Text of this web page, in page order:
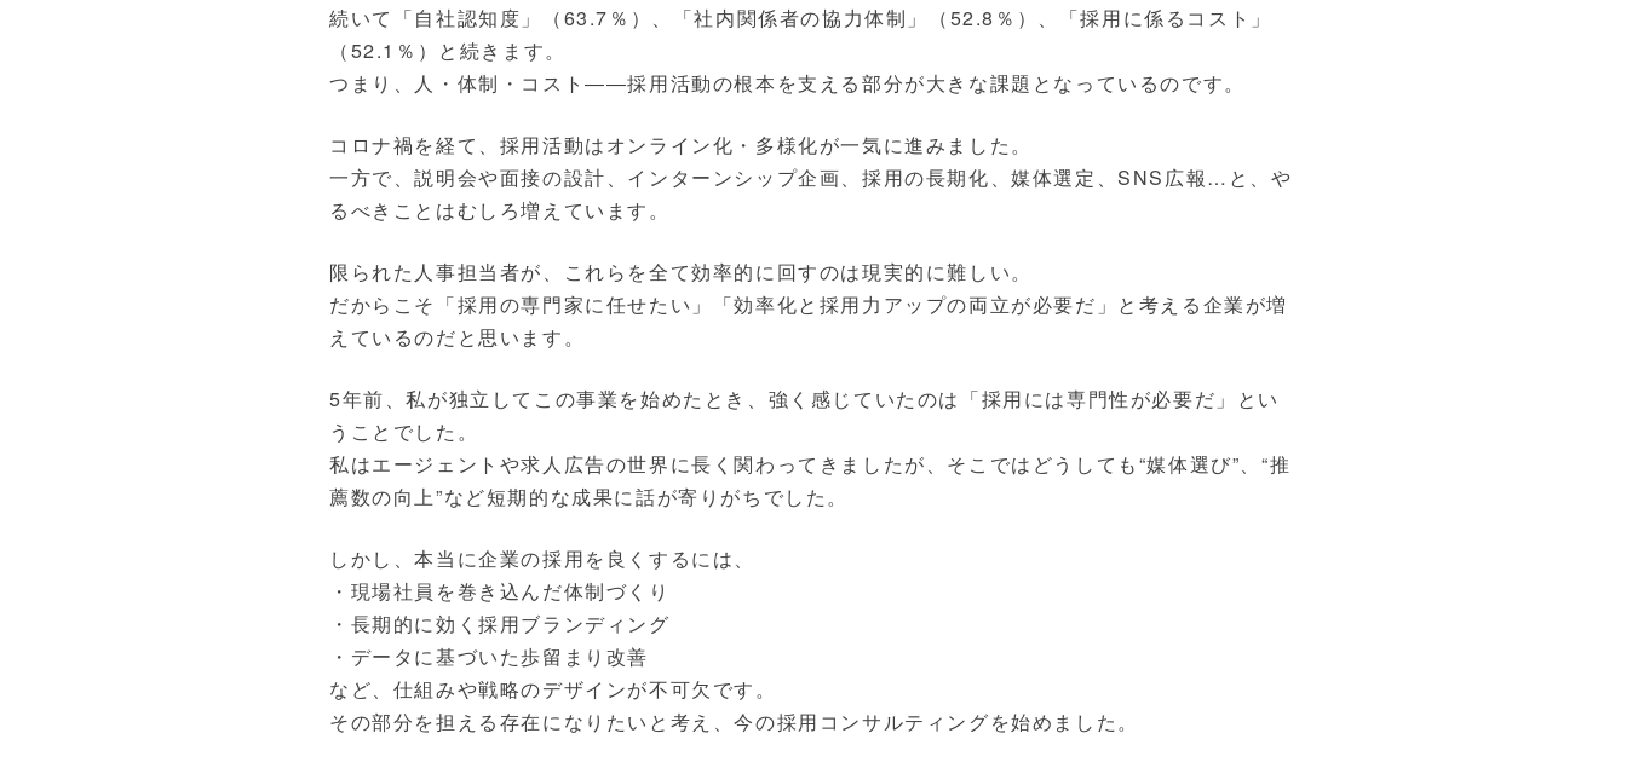
続いて「自社認知度」（63.7％）、「社内関係者の協力体制」（52.8％）、「採用に係るコスト」
（52.1％）と続きます。
つまり、人・体制・コスト――採用活動の根本を支える部分が大きな課題となっているのです。
コロナ禍を経て、採用活動はオンライン化・多様化が一気に進みました。
一方で、説明会や面接の設計、インターンシップ企画、採用の長期化、媒体選定、SNS広報…と、や
るべきことはむしろ増えています。
限られた人事担当者が、これらを全て効率的に回すのは現実的に難しい。
だからこそ「採用の専門家に任せたい」「効率化と採用力アップの両立が必要だ」と考える企業が増
えているのだと思います。
5年前、私が独立してこの事業を始めたとき、強く感じていたのは「採用には専門性が必要だ」とい
うことでした。
私はエージェントや求人広告の世界に長く関わってきましたが、そこではどうしても“媒体選び”、“推
薦数の向上”など短期的な成果に話が寄りがちでした。
しかし、本当に企業の採用を良くするには、
・現場社員を巻き込んだ体制づくり
・長期的に効く採用ブランディング
・データに基づいた歩留まり改善
など、仕組みや戦略のデザインが不可欠です。
その部分を担える存在になりたいと考え、今の採用コンサルティングを始めました。